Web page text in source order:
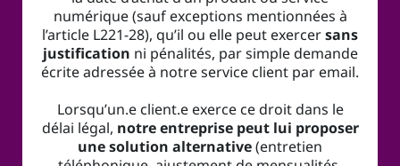
numérique (sauf exceptions mentionnées à
l’article L221-28), qu’il ou elle peut exercersans
justification ni pénalités, par simple demande
écrite adressée à notre service client par email.
Lorsqu’un.e client.e exerce ce droit dans le
délai légal, notre entreprise peut lui proposer
une solution alternative(entretien